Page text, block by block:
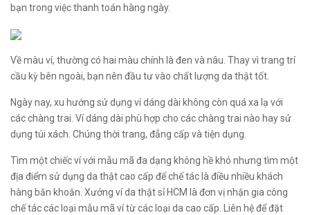
bạn trong việc thanh toán hàng ngày.
Về màu ví, thường có hai màu chính là đen và nâu. Thay vì trang trí
cầu kỳ bên ngoài, bạn nên đầu tư vào chất lượng da thật tốt.
Ngày nay, xu hướng sử dụng ví dáng dài không còn quá xa lạ với
các chàng trai. Ví dáng dài phù hợp cho các chàng trai nào hay sử
dụng túi xách. Chúng thời trang, đẳng cấp và tiện dụng.
Tìm một chiếc ví với mẫu mã đa dạng không hề khó nhưng tìm một
địa điểm sử dụng da thật cao cấp để chế tác là điều nhiều khách
hàng băn khoăn. Xưởng ví da thật sỉ HCM là đơn vị nhận gia công
chế tác các loại mẫu mã ví từ các loại da cao cấp. Liên hệ để đặt